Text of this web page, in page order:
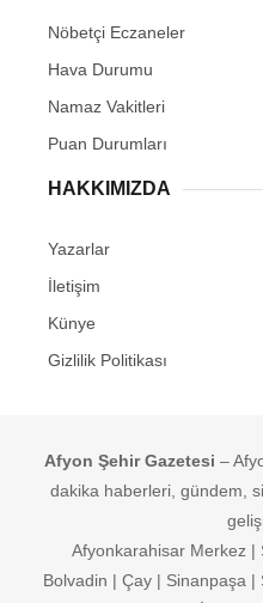
Nöbetçi Eczaneler
Hava Durumu
Namaz Vakitleri
Puan Durumları
HAKKIMIZDA
Yazarlar
İletişim
Künye
Gizlilik Politikası
Afyon Şehir Gazetesi –
dakika haberleri, gündem,
Afyonkarahisar Merkez |
Bolvadin | Çay | Sinanpaşa |